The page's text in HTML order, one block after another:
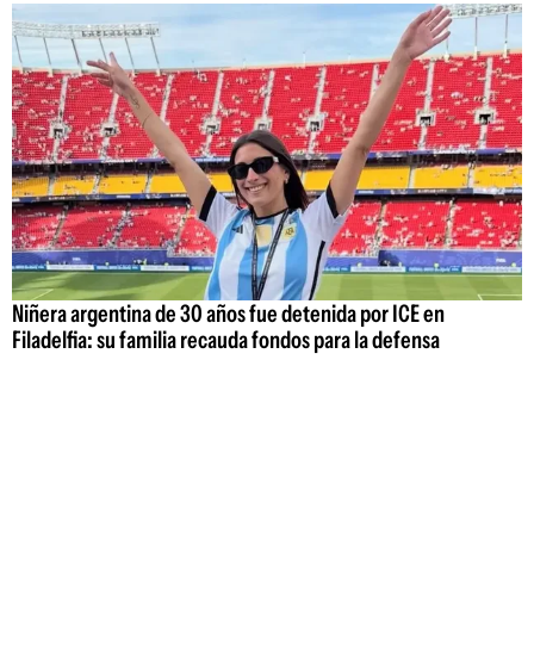
Niñera argentina de 30 años fue detenida por ICE en
Filadelfia: su familia recauda fondos para la defensa